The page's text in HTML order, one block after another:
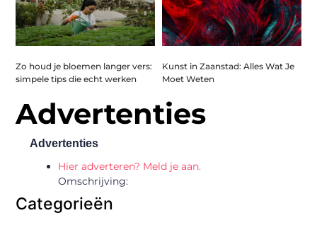
Advertenties
Advertenties
Hier adverteren? Meld je aan.
Omschrijving:
Categorieën
Zo houd je bloemen langer vers:
simpele tips die echt werken
Kunst in Zaanstad: Alles Wat Je
Moet Weten